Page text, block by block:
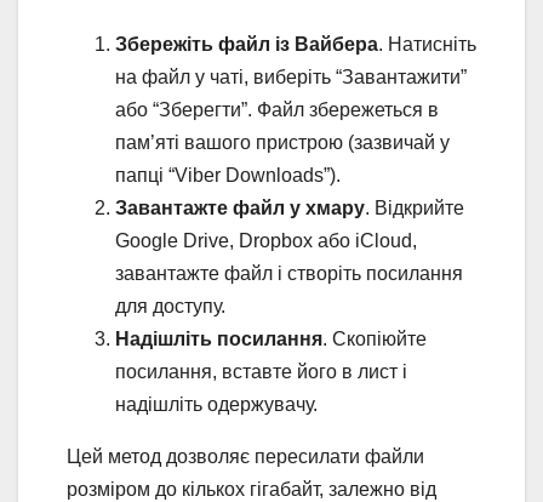
Збережіть файл із Вайбера. Натисніть
на файл у чаті, виберіть “Завантажити”
або “Зберегти”. Файл збережеться в
пам’яті вашого пристрою (зазвичай у
папці “Viber Downloads”).
Завантажте файл у хмару. Відкрийте
Google Drive, Dropbox або iCloud,
завантажте файл і створіть посилання
для доступу.
Надішліть посилання. Скопіюйте
посилання, вставте його в лист і
надішліть одержувачу.
Цей метод дозволяє пересилати файли
розміром до кількох гігабайт, залежно від